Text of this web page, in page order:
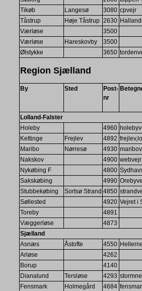
Tikøb
Langesø 3080 cpvejr
Tåstrup
Høje Tåstrup 2630
Værløse
3500
Værløse
Hareskovby
3500
Ølstykke
3650
Region Sjælland
By Sted
Post-
nr
Lolland-Falster
Holeby
4960
Kettinge
Frejlev 4892
Maribo
Nørresø 4930
Nakskov
4900 webvejr
Nykøbing F
4800
Sakskøbing
4990
Stubbekøbing
Sortsø Strand 4850
Søllested
4920 Vejret i
Toreby
4891
Væggerløse
4873
Sjælland
Asnæs
Åstofte 4550
Arløse
4262
Borup
4140
Dianalund
Tersløse 4293
Fensmark
Holmegård 4684